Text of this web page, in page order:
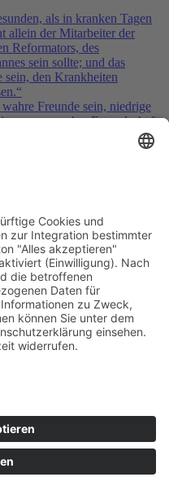
als in kranken Tagen
allein der Mitarbeiter der
Reformators, des
sein sollte; und das
sein, den Krankheiten
Freunde sein, niedrige
was wahre Freundschaft